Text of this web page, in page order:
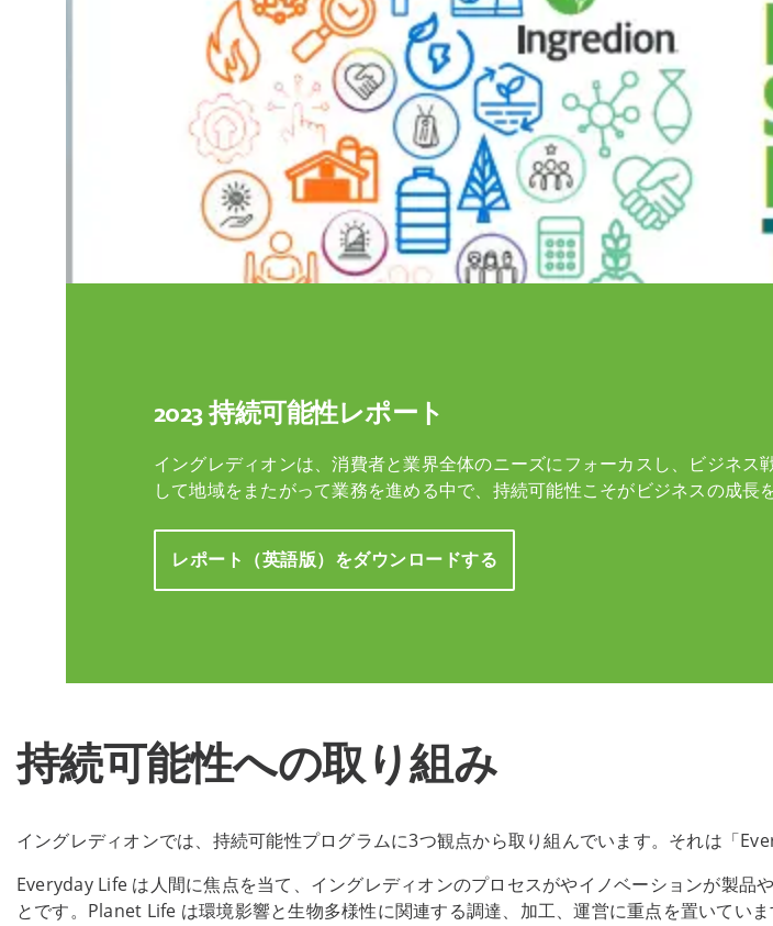
2023 持続可能性レポート
イングレディオンは、消費者と業界全体のニーズにフォーカスし、ビジネ
して地域をまたがって業務を進める中で、持続可能性こそがビジネスの成長
レポート（英語版）をダウンロードする
持続可能性への取り組み
イングレディオンでは、持続可能性プログラムに3つ観点から取り組んでいます。それは「
Everyday Life は人間に焦点を当て、イングレディオンのプロセスがやイノベーションが製品
とです。Planet Life は環境影響と生物多様性に関連する調達、加工、運営に重点を置いて